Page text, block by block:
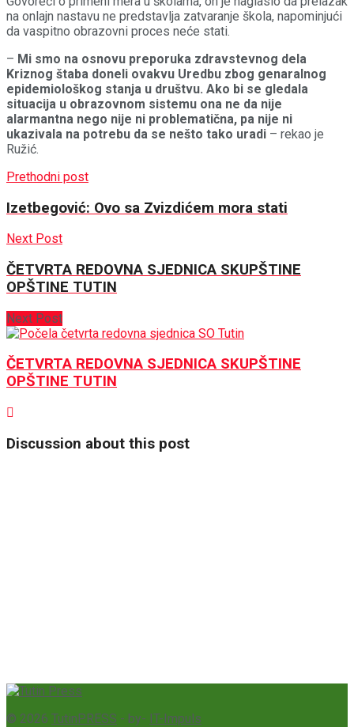
na onlajn nastavu ne predstavlja zatvaranje škola, napominjući
da vaspitno obrazovni proces neće stati.
– Mi smo na osnovu preporuka zdravstevnog dela
Kriznog štaba doneli ovakvu Uredbu zbog genaralnog
epidemiološkog stanja u društvu. Ako bi se gledala
situacija u obrazovnom sistemu ona ne da nije
alarmantna nego nije ni problematična, pa nije ni
ukazivala na potrebu da se nešto tako uradi – rekao je
Ružić.
Prethodni post
Izetbegović: Ovo sa Zvizdićem mora stati
Next Post
ČETVRTA REDOVNA SJEDNICA SKUPŠTINE
OPŠTINE TUTIN
Next Post
ČETVRTA REDOVNA SJEDNICA SKUPŠTINE
OPŠTINE TUTIN
Discussion about this post
© 2026 TutinPRESS - by- IT-Impuls